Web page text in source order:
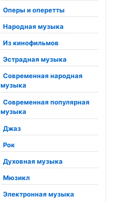
Оперы и оперетты
Народная музыка
Из кинофильмов
Эстрадная музыка
Современная народная
музыка
Современная популярная
музыка
Джаз
Рок
Духовная музыка
Мюзикл
Электронная музыка